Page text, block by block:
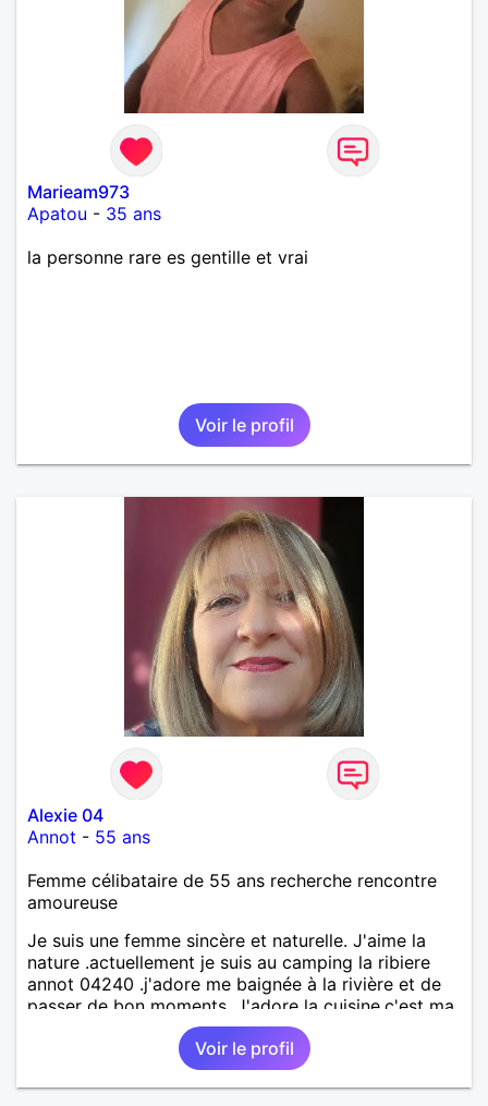
Marieam973
Apatou - 35 ans
la personne rare es gentille et vrai
Voir le profil
Alexie 04
Annot - 55 ans
Femme célibataire de 55 ans recherche rencontre
amoureuse
Je suis une femme sincère et naturelle. J'aime la
nature .actuellement je suis au camping la ribiere
annot 04240 .j'adore me baignée à la rivière et de
passer de bon moments. J'adore la cuisine,c'est ma
passion .Le bricolage ,la musique .et regarder des
Voir le profil